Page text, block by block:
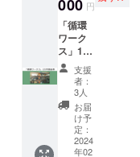
ンお話
会は
【2024
年5月
頃】の
予定で
す
どもお
話しし
ます ・
環境活
動をし
ている
方、
「循環
ワーク
ス」の
ような
000 円
「循環
ワーク
ス」1万
円まで
お好き
な商品
をお選
びいた
だけま
支援
者：
3人
お届
け予
定：
2024
年02